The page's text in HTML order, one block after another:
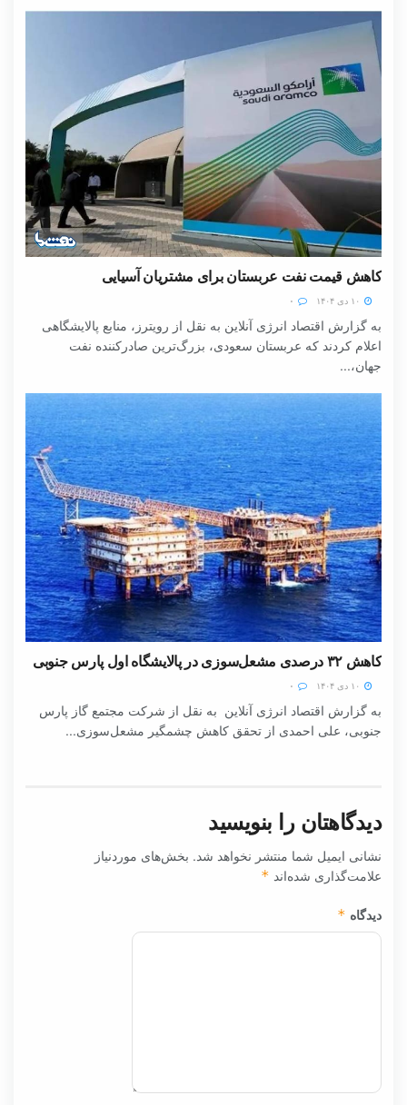
کاهش قیمت نفت عربستان برای مشتریان آسیایی
به گزارش اقتصاد انرژی آنلاین به نقل از رویترز، منابع پالایشگاهی
اعلام کردند که عربستان سعودی، بزرگ‌ترین صادرکننده نفت
جهان،...
کاهش ۳۲ درصدی مشعل‌سوزی در پالایشگاه اول پارس جنوبی
به گزارش اقتصاد انرژی آنلاین به نقل از شرکت مجتمع گاز پارس
جنوبی، علی احمدی از تحقق کاهش چشمگیر مشعل‌سوزی...
دیدگاهتان را بنویسید
نشانی ایمیل شما منتشر نخواهد شد. بخش‌های موردنیاز
علامت‌گذاری شده‌اند *
دیدگاه *